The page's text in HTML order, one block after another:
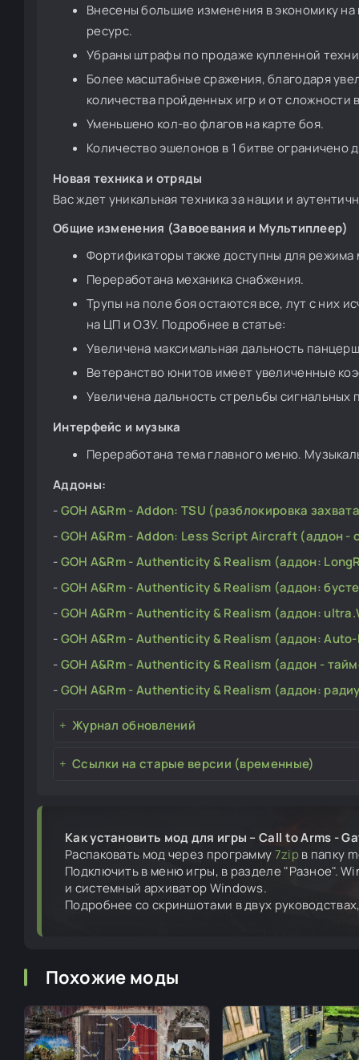
Внесены большие изменения в экономику
ресурс.
Убраны штрафы по продаже купленной
Более масштабные сражения, благодаря
количества пройденных игр и от сложности
Уменьшено кол-во флагов на карте боя.
Количество эшелонов в 1 битве ограничено
Новая техника и отряды
Вас ждет уникальная техника за нации и
Общие изменения (Завоевания и Мультиплеер)
Фортификаторы также доступны для режима
Переработана механика снабжения.
Трупы на поле боя остаются все, лут с них
на ЦП и ОЗУ. Подробнее в статье:
Увеличена максимальная дальность
Ветеранство юнитов имеет увеличенные
Увеличена дальность стрельбы сигнальных
Интерфейс и музыка
Переработана тема главного меню.
Аддоны:
-GOH A&Rm - Addon: TSU (разблокировка
-GOH A&Rm - Addon: Less Script Aircraft (аддон -
-GOH A&Rm - Authenticity & Realism (аддон:
-GOH A&Rm - Authenticity & Realism (аддон:
-GOH A&Rm - Authenticity & Realism (аддон:
-GOH A&Rm - Authenticity & Realism (аддон:
-GOH A&Rm - Authenticity & Realism (аддон -
-GOH A&Rm - Authenticity & Realism (аддон:
Журнал обновлений
Ссылки на старые версии (временные)
Как установить мод для игры – Call to Arms -
Распаковать мод через программу7zipв папку
Подключить в меню игры, в разделе "Разное".
и системный архиватор Windows.
Подробнее со скриншотами в двух
Похожие моды